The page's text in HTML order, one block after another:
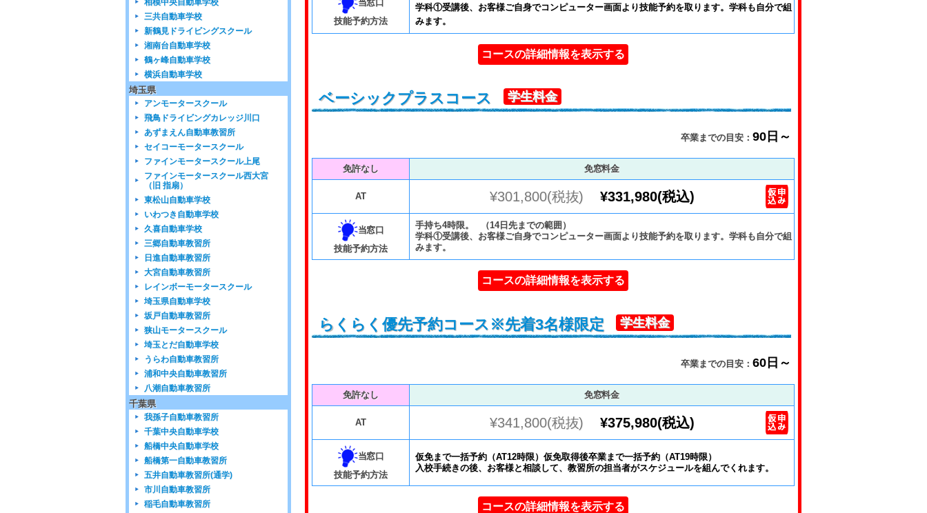
当窓口
技能予約方法
学科①受講後、お客様ご自身でコンピューター画面より技能予約を取ります。学科も自分で組
みます。
コースの詳細情報を表示する
ベーシックプラスコース 学生料金
卒業までの目安：90日～
免許なし 免窓料金
AT ¥301,800(税抜) ¥331,980(税込)
当窓口
技能予約方法
手持ち4時限。 （14日先までの範囲）
学科①受講後、お客様ご自身でコンピューター画面より技能予約を取ります。学科も自分で組
みます。
コースの詳細情報を表示する
らくらく優先予約コース※先着3名様限定 学生料金
卒業までの目安：60日～
免許なし 免窓料金
AT ¥341,800(税抜) ¥375,980(税込)
当窓口
技能予約方法
仮免まで一括予約（AT12時限）仮免取得後卒業まで一括予約（AT19時限）
入校手続きの後、お客様と相談して、教習所の担当者がスケジュールを組んでくれます。
コースの詳細情報を表示する
三共自動車学校
新鶴見ドライビングスクール
湘南台自動車学校
鶴ヶ峰自動車学校
横浜自動車学校
埼玉県
アンモータースクール
飛鳥ドライビングカレッジ川口
あずまえん自動車教習所
セイコーモータースクール
ファインモータースクール上尾
ファインモータースクール西大宮
（旧 指扇）
東松山自動車学校
いわつき自動車学校
久喜自動車学校
三郷自動車教習所
日進自動車教習所
大宮自動車教習所
レインボーモータースクール
埼玉県自動車学校
坂戸自動車教習所
狭山モータースクール
埼玉とだ自動車学校
うらわ自動車教習所
浦和中央自動車教習所
八潮自動車教習所
千葉県
我孫子自動車教習所
千葉中央自動車学校
船橋中央自動車学校
船橋第一自動車教習所
五井自動車教習所(通学)
市川自動車教習所
稲毛自動車教習所